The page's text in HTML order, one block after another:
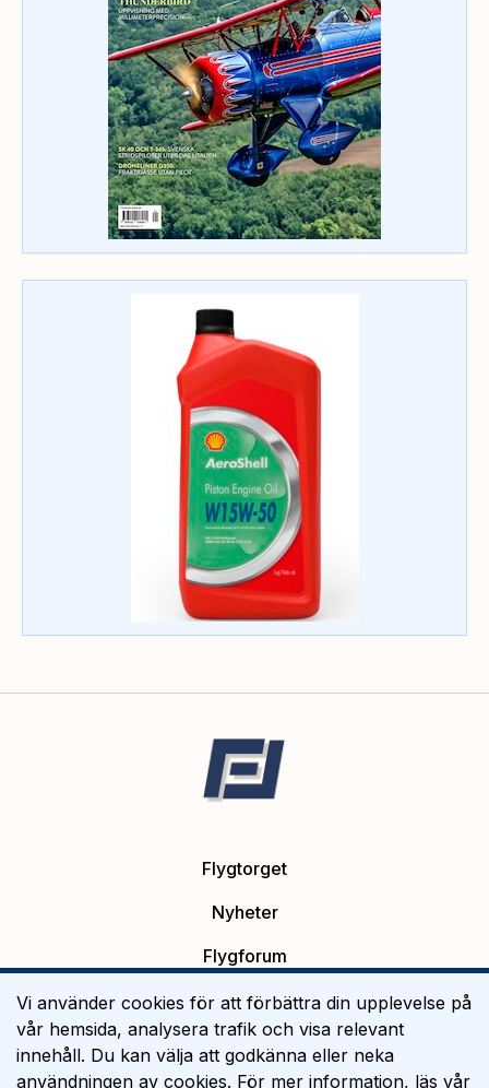
Flygtorget
Nyheter
Flygforum
Platsannonser
Flygutbildning
Vi använder cookies för att förbättra din upplevelse på
vår hemsida, analysera trafik och visa relevant
innehåll. Du kan välja att godkänna eller neka
användningen av cookies. För mer information, läs vår